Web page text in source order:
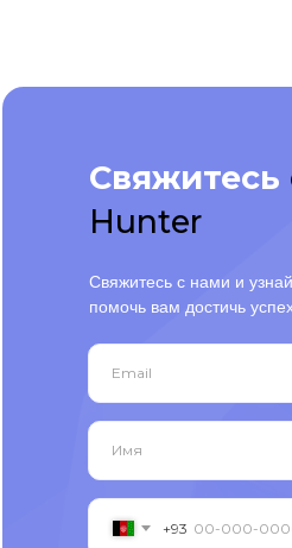
Свяжитесь
Hunter
Email
Имя
+93
Свяжитесь с нами и
помочь вам достичь